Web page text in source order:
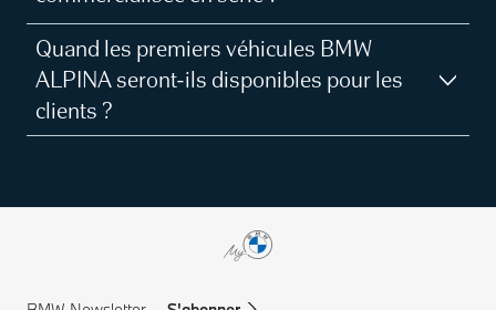
Quand les premiers véhicules BMW
ALPINA seront-ils disponibles pour les
clients ?